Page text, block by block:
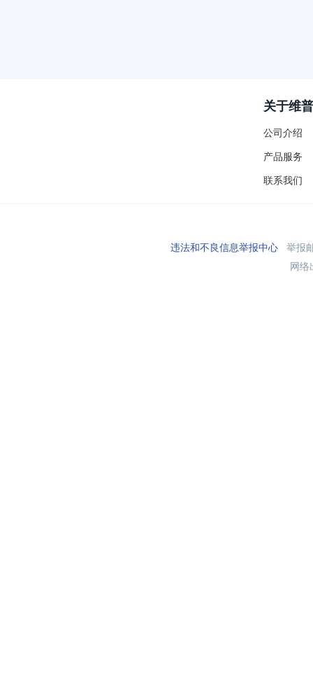
关于维普
公司介绍
产品服务
联系我们
违法和不良信息举报中心举报
网